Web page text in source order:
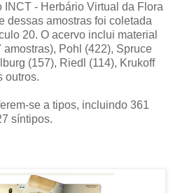
INCT - Herbário Virtual da Flora
dessas amostras foi coletada
20. O acervo inclui material
Pohl (422), Spruce
(157), Riedl (114), Krukoff
outros.
se a tipos, incluindo 361
síntipos.